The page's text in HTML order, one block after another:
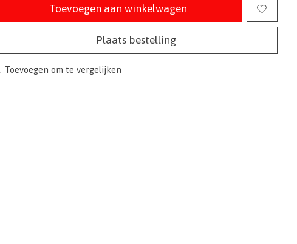
Toevoegen aan winkelwagen
Plaats bestelling
Toevoegen om te vergelijken